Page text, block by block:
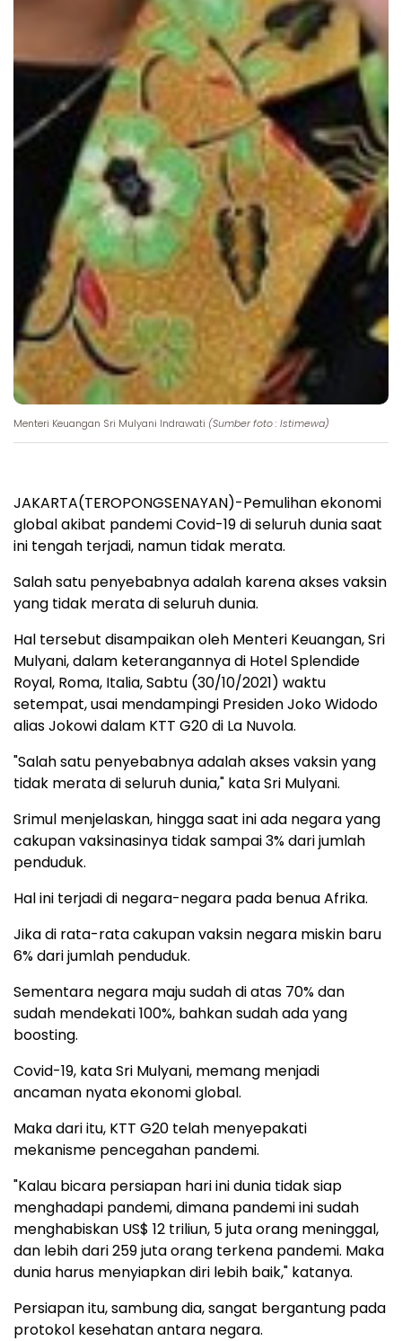
Menteri Keuangan Sri Mulyani Indrawati (Sumber foto : Istimewa)
JAKARTA(TEROPONGSENAYAN)-Pemulihan ekonomi
global akibat pandemi Covid-19 di seluruh dunia saat
ini tengah terjadi, namun tidak merata.
Salah satu penyebabnya adalah karena akses vaksin
yang tidak merata di seluruh dunia.
Hal tersebut disampaikan oleh Menteri Keuangan, Sri
Mulyani, dalam keterangannya di Hotel Splendide
Royal, Roma, Italia, Sabtu (30/10/2021) waktu
setempat, usai mendampingi Presiden Joko Widodo
alias Jokowi dalam KTT G20 di La Nuvola.
"Salah satu penyebabnya adalah akses vaksin yang
tidak merata di seluruh dunia," kata Sri Mulyani.
Srimul menjelaskan, hingga saat ini ada negara yang
cakupan vaksinasinya tidak sampai 3% dari jumlah
penduduk.
Hal ini terjadi di negara-negara pada benua Afrika.
Jika di rata-rata cakupan vaksin negara miskin baru
6% dari jumlah penduduk.
Sementara negara maju sudah di atas 70% dan
sudah mendekati 100%, bahkan sudah ada yang
boosting.
Covid-19, kata Sri Mulyani, memang menjadi
ancaman nyata ekonomi global.
Maka dari itu, KTT G20 telah menyepakati
mekanisme pencegahan pandemi.
"Kalau bicara persiapan hari ini dunia tidak siap
menghadapi pandemi, dimana pandemi ini sudah
menghabiskan US$ 12 triliun, 5 juta orang meninggal,
dan lebih dari 259 juta orang terkena pandemi. Maka
dunia harus menyiapkan diri lebih baik," katanya.
Persiapan itu, sambung dia, sangat bergantung pada
protokol kesehatan antara negara.